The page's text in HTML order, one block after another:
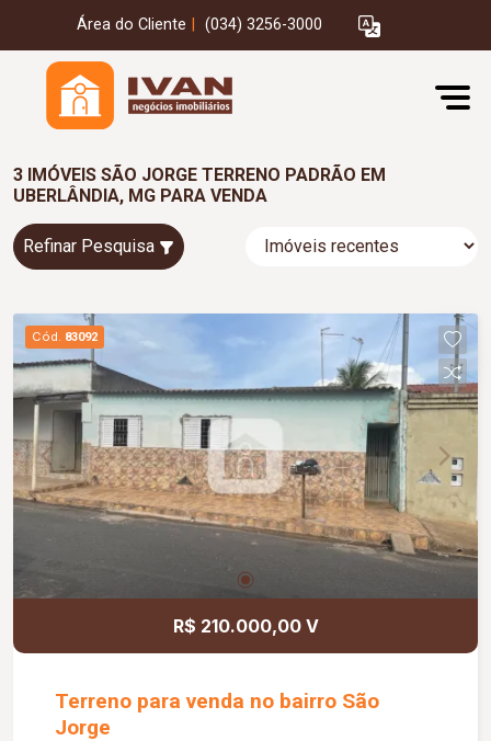
Área do Cliente (034) 3256-3000
3 IMÓVEIS SÃO JORGE TERRENO PADRÃO EM
UBERLÂNDIA, MG PARA VENDA
Refinar Pesquisa
Cód. 83092
R$ 210.000,00 V
Terreno para venda no bairro São
Jorge